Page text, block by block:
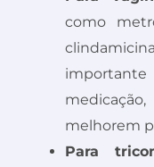
como
melhorem
Para